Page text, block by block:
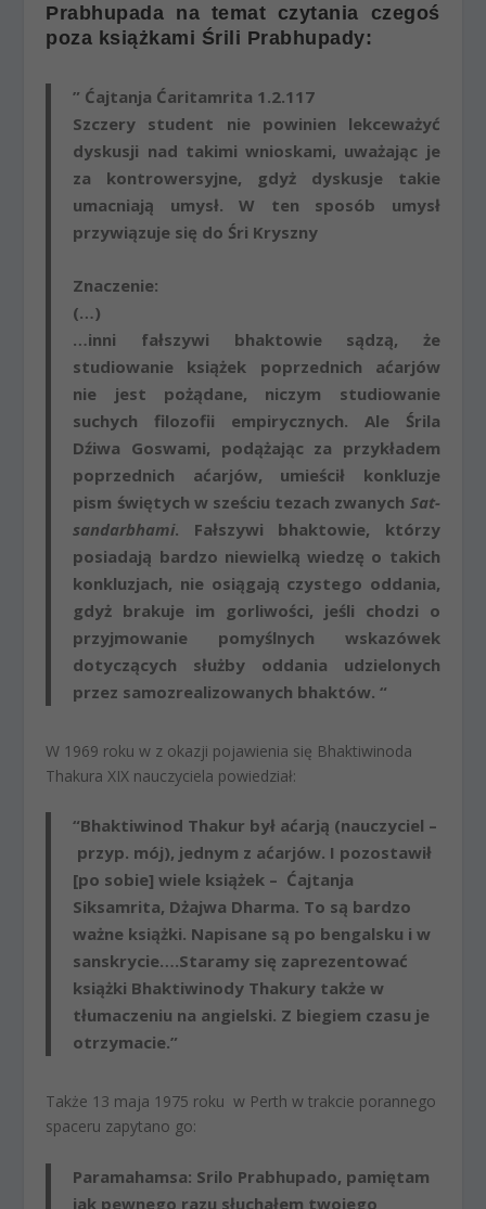
Prabhupada na temat czytania czegoś
poza książkami Śrili Prabhupady:
” Ćajtanja Ćaritamrita 1.2.117
Szczery student nie powinien lekceważyć
dyskusji nad takimi wnioskami, uważając je
za kontrowersyjne, gdyż dyskusje takie
umacniają umysł. W ten sposób umysł
przywiązuje się do Śri Kryszny
Znaczenie:
(…)
…inni fałszywi bhaktowie sądzą, że
studiowanie książek poprzednich aćarjów
nie jest pożądane, niczym studiowanie
suchych filozofii empirycznych. Ale Śrila
Dźiwa Goswami, podążając za przykładem
poprzednich aćarjów, umieścił konkluzje
pism świętych w sześciu tezach zwanych Sat-
sandarbhami. Fałszywi bhaktowie, którzy
posiadają bardzo niewielką wiedzę o takich
konkluzjach, nie osiągają czystego oddania,
gdyż brakuje im gorliwości, jeśli chodzi o
przyjmowanie pomyślnych wskazówek
dotyczących służby oddania udzielonych
przez samozrealizowanych bhaktów. “
W 1969 roku w z okazji pojawienia się Bhaktiwinoda
Thakura XIX nauczyciela powiedział:
“Bhaktiwinod Thakur był aćarją (nauczyciel –
przyp. mój), jednym z aćarjów. I pozostawił
[po sobie] wiele książek – Ćajtanja
Siksamrita, Dżajwa Dharma. To są bardzo
ważne książki. Napisane są po bengalsku i w
sanskrycie….Staramy się zaprezentować
książki Bhaktiwinody Thakury także w
tłumaczeniu na angielski. Z biegiem czasu je
otrzymacie.”
Także 13 maja 1975 roku w Perth w trakcie porannego
spaceru zapytano go:
Paramahamsa: Srilo Prabhupado, pamiętam
jak pewnego razu słuchałem twojego